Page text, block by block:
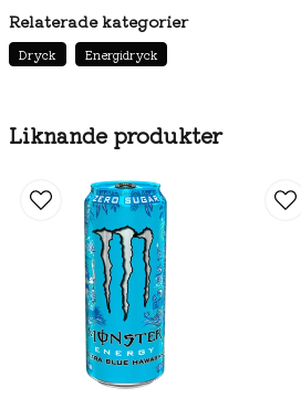
Liknande produkter
Relaterade kategorier
Dryck Energidryck